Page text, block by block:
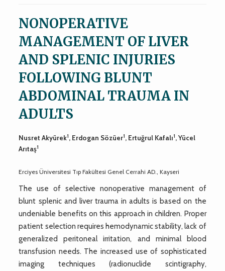
NONOPERATIVE
MANAGEMENT OF LIVER
AND SPLENIC INJURIES
FOLLOWING BLUNT
ABDOMINAL TRAUMA IN
ADULTS
Nusret Akyürek1, Erdogan Sözüer1, Ertuğrul Kafalı1, Yücel
Arıtaş1
Erciyes Üniversitesi Tıp Fakültesi Genel Cerrahi AD., Kayseri
The use of selective nonoperative management of
blunt splenic and liver trauma in adults is based on the
undeniable benefits on this approach in children. Proper
patient selection requires hemodynamic stability, lack of
generalized peritoneal irritation, and minimal blood
transfusion needs. The increased use of sophisticated
imaging techniques (radionuclide scintigraphy,